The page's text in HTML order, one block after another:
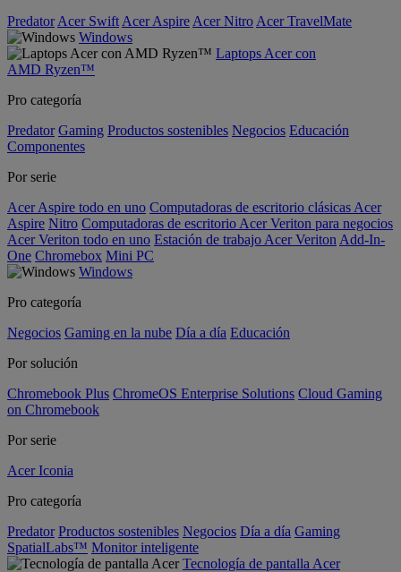
Predator Acer Swift Acer Aspire Acer Nitro Acer TravelMate
Windows
Laptops Acer con
AMD Ryzen™
Pro categoría
Predator Gaming Productos sostenibles Negocios Educación
Componentes
Por serie
Acer Aspire todo en uno Computadoras de escritorio clásicas Acer
Aspire Nitro Computadoras de escritorio Acer Veriton para negocios
Acer Veriton todo en uno Estación de trabajo Acer Veriton Add-In-
One Chromebox Mini PC
Windows
Pro categoría
Negocios Gaming en la nube Día a día Educación
Por solución
Chromebook Plus ChromeOS Enterprise Solutions Cloud Gaming
on Chromebook
Por serie
Acer Iconia
Pro categoría
Predator Productos sostenibles Negocios Día a día Gaming
SpatialLabs™ Monitor inteligente
Tecnología de pantalla Acer